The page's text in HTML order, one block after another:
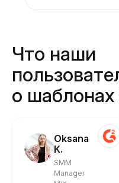
Что наши
о шаблонах
Oksana
K.
SMM
Manager